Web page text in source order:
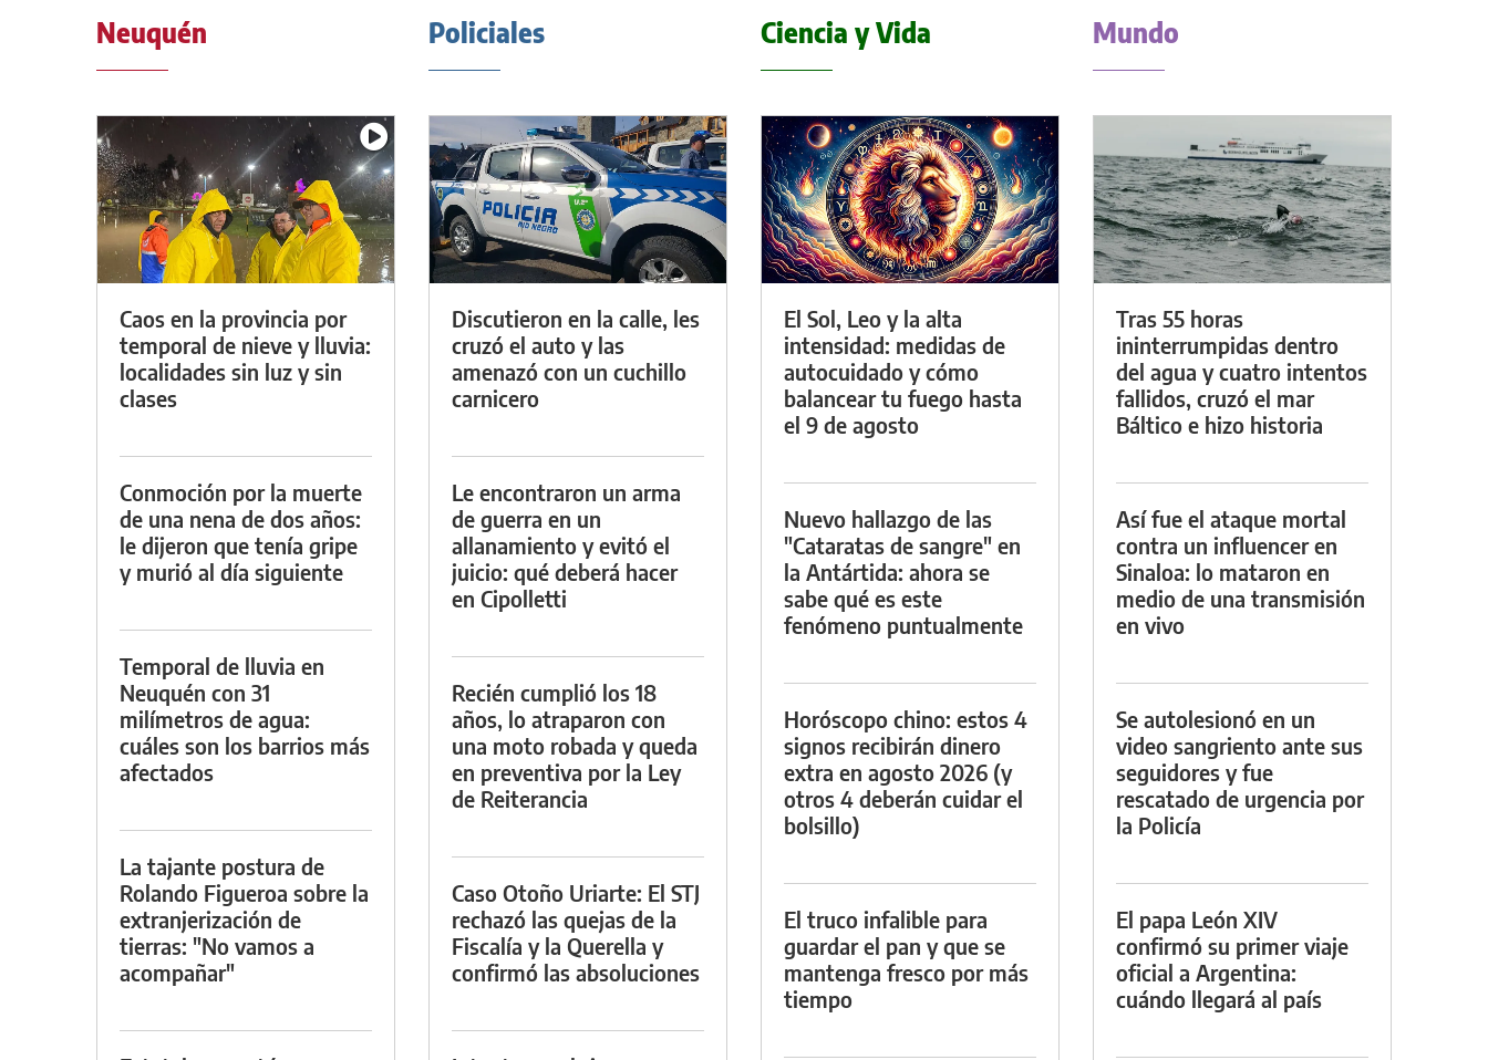
Neuquén
Caos en la provincia por
temporal de nieve y lluvia:
localidades sin luz y sin
clases
Conmoción por la muerte
de una nena de dos años:
le dijeron que tenía gripe
y murió al día siguiente
Temporal de lluvia en
Neuquén con 31
milímetros de agua:
cuáles son los barrios más
afectados
La tajante postura de
Rolando Figueroa sobre la
extranjerización de
tierras: "No vamos a
acompañar"
Policiales
Discutieron en la calle, les
cruzó el auto y las
amenazó con un cuchillo
carnicero
Le encontraron un arma
de guerra en un
allanamiento y evitó el
juicio: qué deberá hacer
en Cipolletti
Recién cumplió los 18
años, lo atraparon con
una moto robada y queda
en preventiva por la Ley
de Reiterancia
Caso Otoño Uriarte: El STJ
rechazó las quejas de la
Fiscalía y la Querella y
confirmó las absoluciones
Ciencia y Vida
El Sol, Leo y la alta
intensidad: medidas de
autocuidado y cómo
balancear tu fuego hasta
el 9 de agosto
Nuevo hallazgo de las
"Cataratas de sangre" en
la Antártida: ahora se
sabe qué es este
fenómeno puntualmente
Horóscopo chino: estos 4
signos recibirán dinero
extra en agosto 2026 (y
otros 4 deberán cuidar el
bolsillo)
El truco infalible para
guardar el pan y que se
mantenga fresco por más
tiempo
Mundo
Tras 55 horas
ininterrumpidas dentro
del agua y cuatro intentos
fallidos, cruzó el mar
Báltico e hizo historia
Así fue el ataque mortal
contra un influencer en
Sinaloa: lo mataron en
medio de una transmisión
en vivo
Se autolesionó en un
video sangriento ante sus
seguidores y fue
rescatado de urgencia por
la Policía
El papa León XIV
confirmó su primer viaje
oficial a Argentina:
cuándo llegará al país